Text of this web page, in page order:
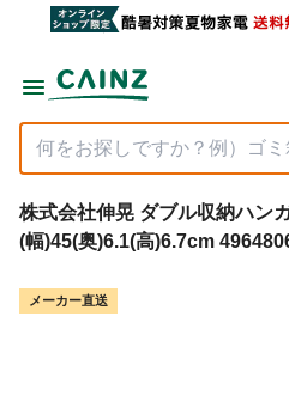
株式会社伸晃 ダブル収納ハン
(幅)45(奥)6.1(高)6.7cm
メーカー直送